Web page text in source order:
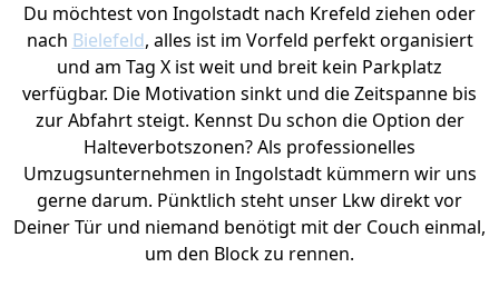
Du möchtest von Ingolstadt nach Krefeld ziehen oder
nach Bielefeld, alles ist im Vorfeld perfekt organisiert
und am Tag X ist weit und breit kein Parkplatz
verfügbar. Die Motivation sinkt und die Zeitspanne bis
zur Abfahrt steigt. Kennst Du schon die Option der
Halteverbotszonen? Als professionelles
Umzugsunternehmen in Ingolstadt kümmern wir uns
gerne darum. Pünktlich steht unser Lkw direkt vor
Deiner Tür und niemand benötigt mit der Couch einmal,
um den Block zu rennen.